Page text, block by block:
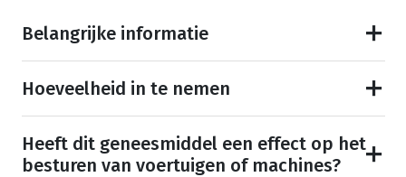
Belangrijke informatie
Hoeveelheid in te nemen
Heeft dit geneesmiddel een effect op het
besturen van voertuigen of machines?